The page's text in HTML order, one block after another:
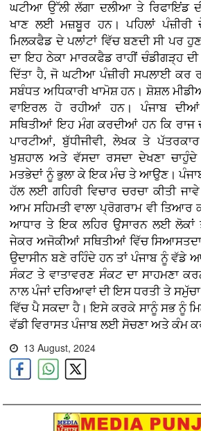
ਘਟੀਆ ਉੱਲੀ ਲੱਗਾ ਦਲੀਆ ਤੇ ਰਿਫਾਇਂਡ
ਖਾਣ ਲਈ ਮਜ਼ਬੂਰ ਹਨ। ਪਹਿਲਾਂ ਪੰਜ਼ੀਰੀ
ਮਿਲਕਫੈਡ ਦੇ ਪਲਾਂਟਾਂ ਵਿੱਚ ਬਣਦੀ ਸੀ ਪਰ
ਦਾ ਇਹ ਠੇਕਾ ਮਾਰਕਫੈਡ ਰਾਹੀਂ ਚੰਡੀਗੜ੍ਹ
ਦਿੱਤਾ ਹੈ, ਜੋ ਘਟੀਆ ਪੰਜ਼ੀਰੀ ਸਪਲਾਈ ਕਰ
ਸਬੰਧਤ ਅਧਿਕਾਰੀ ਖਾਮੋਸ਼ ਹਨ। ਸ਼ੋਸ਼ਲ
ਵਾਇਰਲ ਹੋ ਰਹੀਆਂ ਹਨ। ਪੰਜਾਬ ਦੀਆਂ
ਸਥਿਤੀਆਂ ਇਹ ਮੰਗ ਕਰਦੀਆਂ ਹਨ ਕਿ ਰਾਜ
ਪਾਰਟੀਆਂ, ਬੁੱਧੀਜੀਵੀ, ਲੇਖਕ ਤੇ
ਖੁਸ਼ਹਾਲ ਅਤੇ ਵੱਸਦਾ ਰਸਦਾ ਦੇਖਣਾ
ਮਤਭੇਦਾਂ ਨੂੰ ਭੁਲਾ ਕੇ ਇਕ ਮੰਚ ਤੇ ਆਉਣ।
ਹੱਲ ਲਈ ਗਹਿਰੀ ਵਿਚਾਰ ਚਰਚਾ
ਆਮ ਸਹਿਮਤੀ ਵਾਲਾ ਪ੍ਰੋਗਰਾਮ ਵੀ ਤਿਆਰ
ਆਧਾਰ ਤੇ ਇਕ ਲਹਿਰ ਉਸਾਰਨ ਲਈ ਲੋਕਾਂ
ਜੇਕਰ ਅਜੋਕੀਆਂ ਸਥਿਤੀਆਂ ਵਿੱਚ
ਉਦਾਸੀਨ ਬਣੇ ਰਹਿੰਦੇ ਹਨ ਤਾਂ ਪੰਜਾਬ ਨੂੰ ਵੱਡੇ
ਸੰਕਟ ਤੇ ਵਾਤਾਵਰਣ ਸੰਕਟ ਦਾ ਸਾਹਮਣਾ
ਨਾਲ ਪੰਜਾਂ ਦਰਿਆਵਾਂ ਦੀ ਇਸ ਧਰਤੀ ਤੇ
ਵਿੱਚ ਪੈ ਸਕਦਾ ਹੈ। ਇਸੇ ਕਰਕੇ ਸਾਨੂੰ ਸਭ ਨੂੰ
ਵੱਡੀ ਵਿਰਾਸਤ ਪੰਜਾਬ ਲਈ ਸੋਚਣਾ ਅਤੇ ਕੰਮ
13 August, 2024